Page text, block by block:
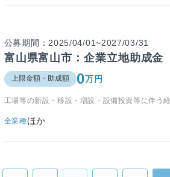
公募期間：2025/04/01~2027/03/31
富山県富山市：企業立地助成金
上限金額・助成額 0万円
工場等の新設・移設・増設・設備投資等に伴う
全業種ほか